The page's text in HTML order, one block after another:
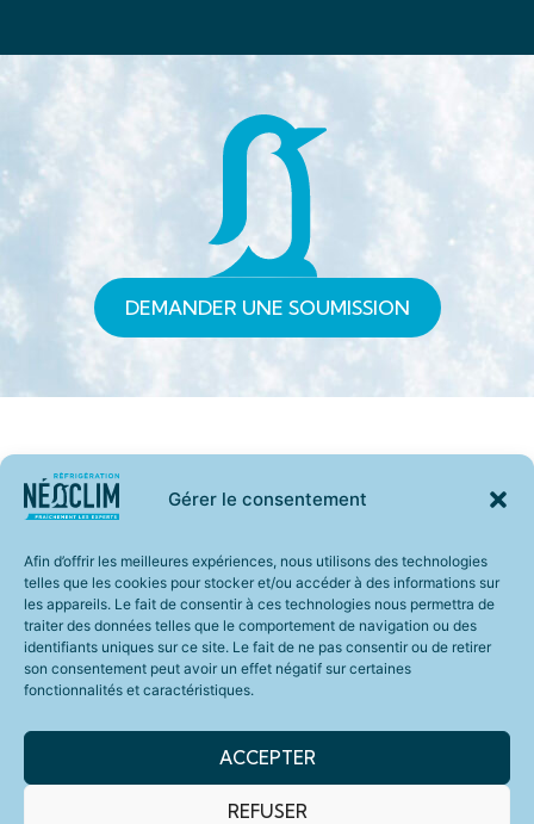
Gérer le consentement
Afin d’offrir les meilleures expériences, nous utilisons des technologies
telles que les cookies pour stocker et/ou accéder à des informations sur
les appareils. Le fait de consentir à ces technologies nous permettra de
traiter des données telles que le comportement de navigation ou des
identifiants uniques sur ce site. Le fait de ne pas consentir ou de retirer
son consentement peut avoir un effet négatif sur certaines
fonctionnalités et caractéristiques.
ACCEPTER
REFUSER
DEMANDER UNE SOUMISSION
8001-0192-34
2957
645, boul.
Dionne,
Saint-
Georges,
QC G5Y 5V7
RÉFRIGÉRATION
ENTREPRENEURS
SERVICES
CLÉS EN
MAIN
ET
SUBVENTIONS
CARRIÈRES
NOUS
JOINDRE
FINANCEMENT